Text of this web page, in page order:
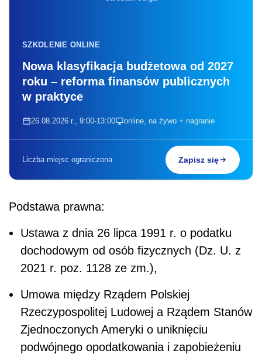
SZKOLENIE ONLINE
Nowa klasyfikacja budżetowa od 2027
roku – reforma finansów publicznych
w praktyce
26.08.2026 r., 9:00-13:00 online, na żywo + nagranie
Liczba miejsc ograniczona Zapisz się
Podstawa prawna:
Ustawa z dnia 26 lipca 1991 r. o podatku
dochodowym od osób fizycznych (Dz. U. z
2021 r. poz. 1128 ze zm.),
Umowa między Rządem Polskiej
Rzeczypospolitej Ludowej a Rządem Stanów
Zjednoczonych Ameryki o uniknięciu
podwójnego opodatkowania i zapobieżeniu